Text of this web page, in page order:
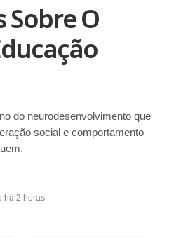
O
do neurodesenvolvimento que
social e comportamento
há 2 horas